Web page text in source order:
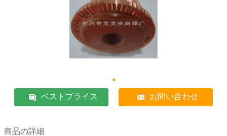
ベストプライス お問い合わせ
商品の詳細